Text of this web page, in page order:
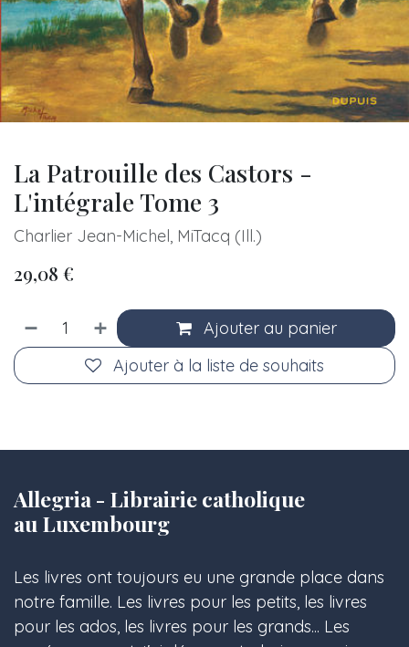
La Patrouille des Castors -
L'intégrale Tome 3
Charlier Jean-Michel, MiTacq (Ill.)
29,08 €
Ajouter au panier
Ajouter à la liste de souhaits
Allegria - Librairie catholique
au Luxembourg
Les livres ont toujours eu une grande place dans
notre famille. Les livres pour les petits, les livres
pour les ados, les livres pour les grands... Les